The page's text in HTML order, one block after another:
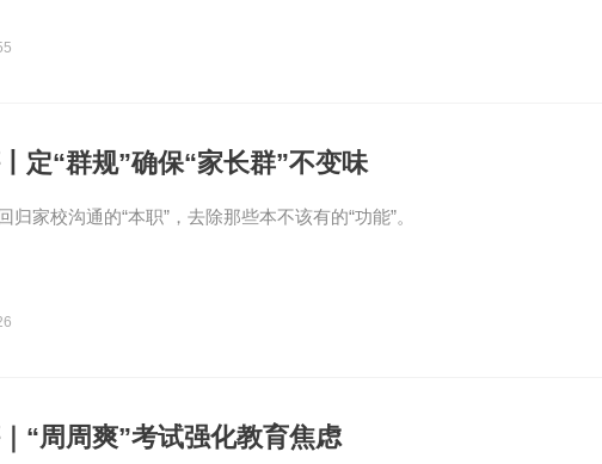
定“群规”确保“家长群”不变味
归家校沟通的“本职”，去除那些本不该有的“功能”。
“周周爽”考试强化教育焦虑